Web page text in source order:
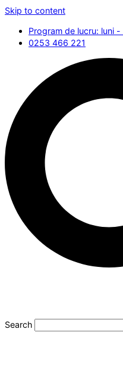
Skip to content
Program de lucru: luni
0253 466 221
Search